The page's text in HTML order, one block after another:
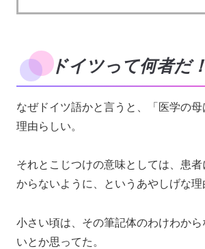
ドイツって何者だ
なぜドイツ語かと言うと、「医学の母
理由らしい。
それとこじつけの意味としては、患
からないように、というあやしげな理
小さい頃は、その筆記体のわけわか
いとか思ってた。